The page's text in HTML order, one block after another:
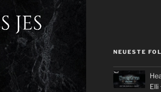
NEUESTE
Elli